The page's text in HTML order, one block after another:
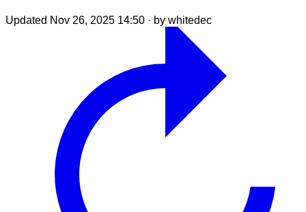
Updated Nov 26, 2025 14:50 · by whitedec